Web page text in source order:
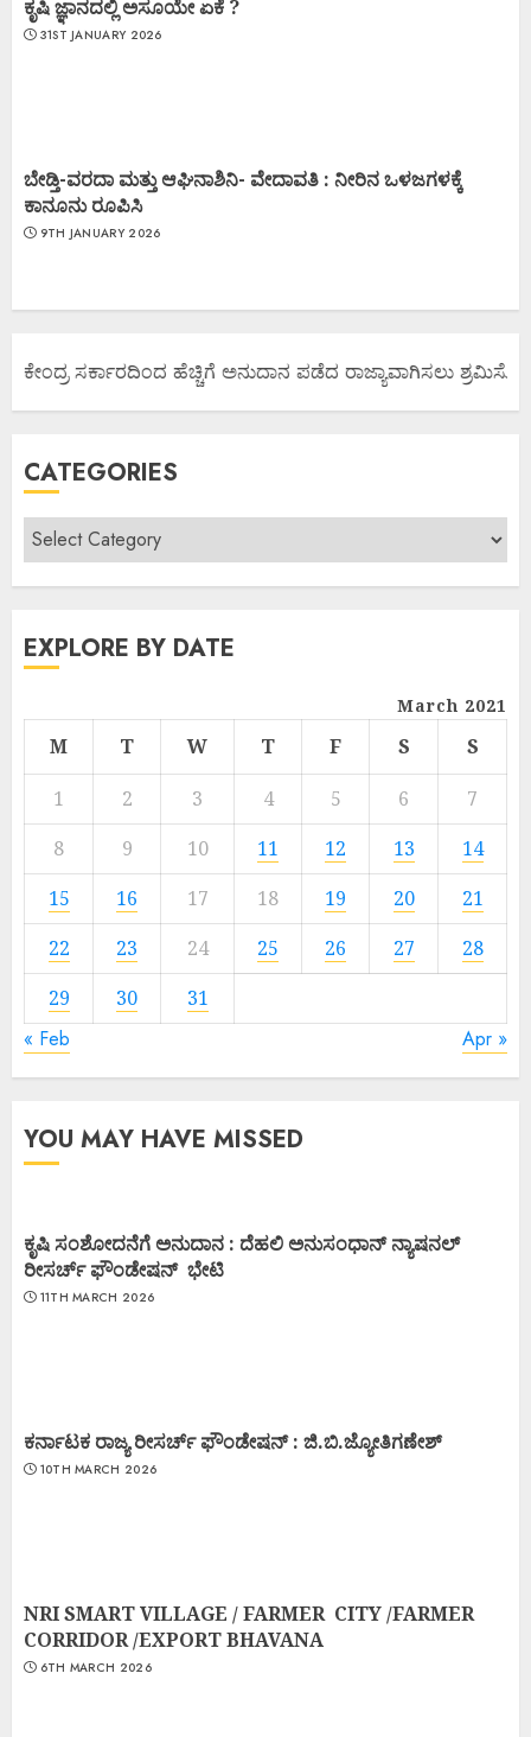
ಕೃಷಿ ಜ್ಞಾನದಲ್ಲಿ ಅಸೂಯೇ ಏಕೆ ?
31ST JANUARY 2026
ಬೇಡ್ತಿ-ವರದಾ ಮತ್ತು ಆಘಿನಾಶಿನಿ- ವೇದಾವತಿ : ನೀರಿನ ಒಳಜಗಳಕ್ಕೆ
ಕಾನೂನು ರೂಪಿಸಿ
9TH JANUARY 2026
ಕೇಂದ್ರ ಸರ್ಕಾರದಿಂದ ಹೆಚ್ಚಿಗೆ ಅನುದಾನ ಪಡೆದ ರಾಜ್ಯಾವಾಗಿಸಲು
CATEGORIES
EXPLORE BY DATE
March 2021
M T W T F S
S
1
2 3 4 5 6
7
8
9 10 11 12 13
14
15
16 17 18 19 20
21
22
23 24 25 26 27
28
29
30 31
« Feb Apr »
YOU MAY HAVE MISSED
ಕೃಷಿ ಸಂಶೋದನೆಗೆ ಅನುದಾನ : ದೆಹಲಿ ಅನುಸಂಧಾನ್ ನ್ಯಾಷನಲ್
ರೀಸರ್ಚ್ ಫೌಂಡೇಷನ್ ಭೇಟಿ
11TH MARCH 2026
ಕರ್ನಾಟಕ ರಾಜ್ಯ ರೀಸರ್ಚ್ ಫೌಂಡೇಷನ್ : ಜಿ.ಬಿ.ಜ್ಯೋತಿಗಣೇಶ್
10TH MARCH 2026
NRI SMART VILLAGE / FARMER CITY /FARMER
CORRIDOR /EXPORT BHAVANA
6TH MARCH 2026